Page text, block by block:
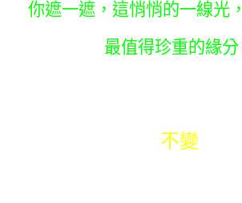
你遮一遮，這悄悄的一線光
最值得珍重的緣分
不變